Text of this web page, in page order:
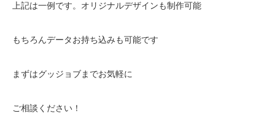
上記は一例です。オリジナルデザインも制作可能
もちろんデータお持ち込みも可能です
まずはグッジョブまでお気軽に
ご相談ください！